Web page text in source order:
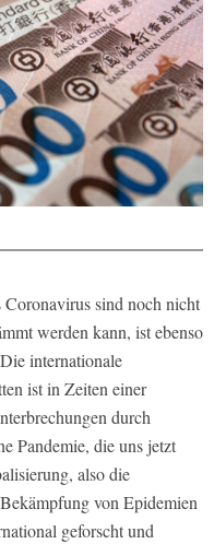
sind noch nicht
werden kann, ist ebenso
internationale
ist in Zeiten einer
durch
Pandemie, die uns jetzt
also die
von Epidemien
geforscht und